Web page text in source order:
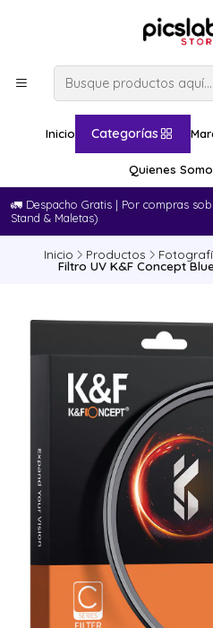
Inicio Categorías
Quienes
🚛​ Despacho Gratis | Por compras
Stand & Maletas)
Inicio Productos
Filtro UV K&F Concept